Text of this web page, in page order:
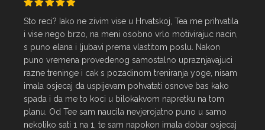
Sto reci? Iako ne zivim vise u Hrvatskoj, Tea me prihvatila
i vise nego brzo, na meni osobno vrlo motivirajuc nacin,
s puno elana i ljubavi prema vlastitom poslu. Nakon
puno vremena provedenog samostalno upraznjavajuci
razne treninge i cak s pozadinom treniranja yoge, nisam
imala osjecaj da uspijevam pohvatati osnove bas kako
spada i da me to koci u bilokakvom napretku na tom
planu. Od Tee sam naucila nevjerojatno puno u samo
nekoliko sati 1 na 1, te sam napokon imala dobar osjecaj